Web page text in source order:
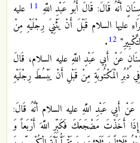
أنَّهُ قَالَ: قَالَ أَبُو عَبْدِ اللَّهِ 11 عليه
عليها السلام قَبْلَ أَنْ يَثْنِيَ رِجْلَيْهِ مِنْ
12
.
عَنْ أَبِي عَبْدِ اللَّهِ عليه السلام، قَالَ
دُبُرِ الْمَكْتُوبَةِ مِنْ قَبْلِ أَنْ يَبْسُطَ رِجْلَيْهِ
أَبِي عَبْدِ اللَّهِ عليه السلام أنَّهُ قَالَ:
إِذَا أَخَذْتَ مَضْجَعَكَ فَكَبِّرِ اللَّهَ أَرْبَعاً وَ